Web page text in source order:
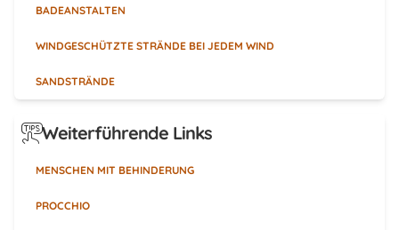
BADEANSTALTEN
WINDGESCHÜTZTE STRÄNDE BEI JEDEM WIND
SANDSTRÄNDE
Weiterführende Links
MENSCHEN MIT BEHINDERUNG
PROCCHIO